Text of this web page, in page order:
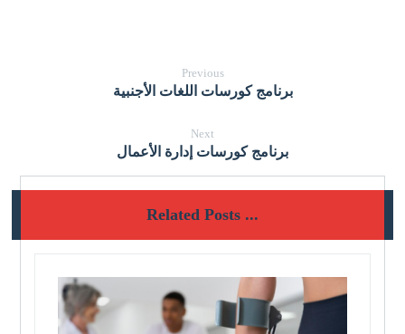
Previous
برنامج كورسات اللغات الأجنبية
Next
برنامج كورسات إدارة الأعمال
Related Posts ...